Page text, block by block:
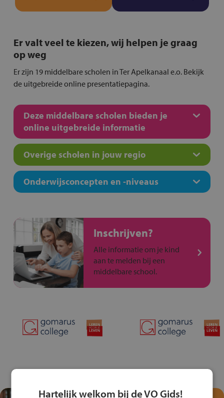
Er valt veel te kiezen, wij helpen je graag
op weg
Er zijn 19 middelbare scholen in Ter Apelkanaal e.o. Bekijk
de uitgebreide online presentatiepagina.
Deze middelbare scholen bieden je
online uitgebreide informatie
Overige scholen in jouw regio
Onderwijsconcepten en -niveaus
Inschrijven?
Alle informatie om je kind
aan te melden bij een
middelbare school.
Hartelijk welkom bij de VO Gids!